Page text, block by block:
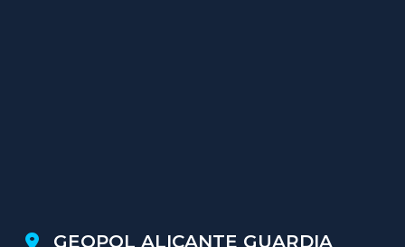
GEOPOL ALICANTE GUARDIA